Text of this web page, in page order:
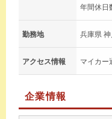
年間休日
勤務地 兵庫県
アクセス情報 マイカー
企業情報